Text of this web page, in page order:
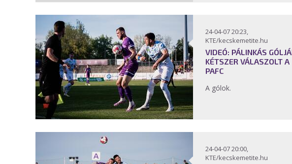
24-04-07 20:23,
KTE/kecskemetite.hu
VIDEÓ: PÁLINKÁS
KÉTSZER VÁLASZOLT A
PAFC
A gólok.
24-04-07 20:00,
KTE/kecskemetite.hu